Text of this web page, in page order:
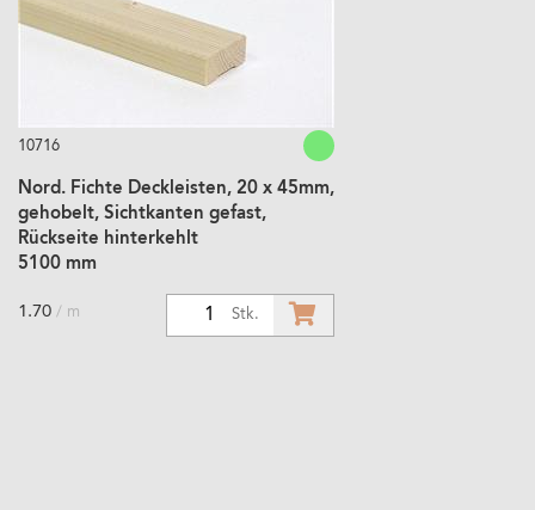
10716
Nord. Fichte Deckleisten, 20 x 45mm,
gehobelt, Sichtkanten gefast,
Rückseite hinterkehlt
5100 mm
Stk.
1.70 / m